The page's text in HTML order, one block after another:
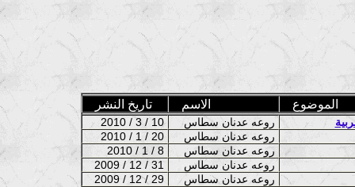
تاريخ النشر الاسم الموضوع
2010 / 3 / 10
2010 / 1 / 20
2010 / 1 / 8
2009 / 12 / 31
2009 / 12 / 29